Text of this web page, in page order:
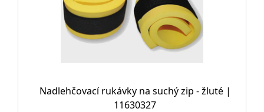
Nadlehčovací rukávky na suchý zip - žluté |
11630327